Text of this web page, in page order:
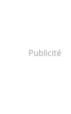
Publicité